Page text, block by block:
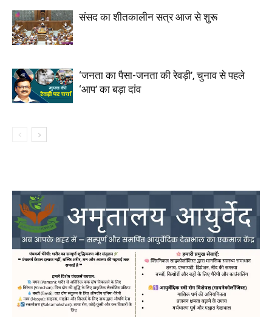
संसद का शीतकालीन सत्र आज से शुरू
‘जनता का पैसा-जनता की रेवड़ी’, चुनाव से पहले
‘आप’ का बड़ा दांव